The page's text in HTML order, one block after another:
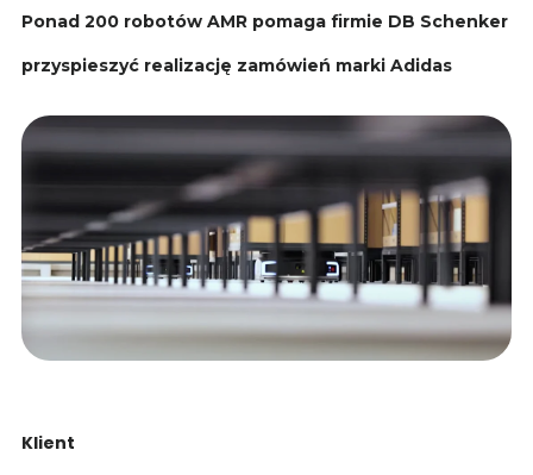
Ponad 200 robotów AMR pomaga firmie DB Schenker
przyspieszyć realizację zamówień marki Adidas
Klient